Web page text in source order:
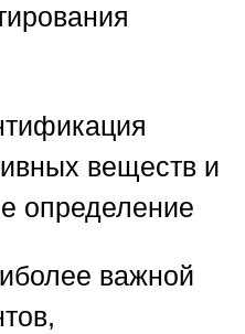
веществ и
определение
важной